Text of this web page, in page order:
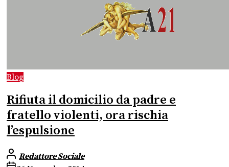
Blog
Rifiuta il domicilio da padre e
fratello violenti, ora rischia
l’espulsione
Redattore Sociale